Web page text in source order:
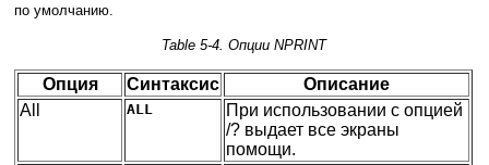
по умолчанию.
Table 5-4. Опции NPRINT
Опция Синтаксис
Описание
All
ALL
При использовании с опцией
/? выдает все экраны
помощи.